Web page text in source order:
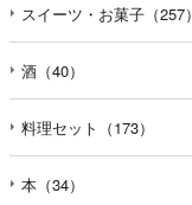
スイーツ・お菓子（257）
酒（40）
料理セット（173）
本（34）